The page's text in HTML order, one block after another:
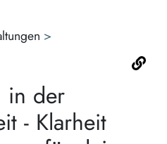
>
in der
- Klarheit